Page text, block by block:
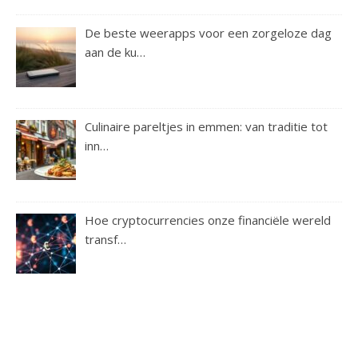
De beste weerapps voor een zorgeloze dag
aan de ku…
Culinaire pareltjes in emmen: van traditie tot
inn…
Hoe cryptocurrencies onze financiële wereld
transf…